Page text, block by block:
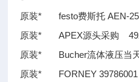
原装* festo费斯托 AEN-
原装* APEX源头采购
原装* Bucher流体液压当
原装* FORNEY 39786001